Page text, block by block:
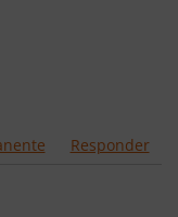
Responder